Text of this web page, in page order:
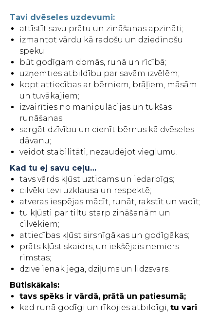
Tavi dvēseles uzdevumi:
attīstīt savu prātu un zināšanas apzināti;
izmantot vārdu kā radošu un dziedinošu
spēku;
būt godīgam domās, runā un rīcībā;
uzņemties atbildību par savām izvēlēm;
kopt attiecības ar bērniem, brāļiem, māsām
un tuvākajiem;
izvairīties no manipulācijas un tukšas
runāšanas;
sargāt dzīvību un cienīt bērnus kā dvēseles
dāvanu;
veidot stabilitāti, nezaudējot vieglumu.
Kad tu ej savu ceļu…
tavs vārds kļūst uzticams un iedarbīgs;
cilvēki tevi uzklausa un respektē;
atveras iespējas mācīt, runāt, rakstīt un vadīt;
tu kļūsti par tiltu starp zināšanām un
cilvēkiem;
attiecības kļūst sirsnīgākas un godīgākas;
prāts kļūst skaidrs, un iekšējais nemiers
rimstas;
dzīvē ienāk jēga, dziļums un līdzsvars.
Būtiskākais:
tavs spēks ir vārdā, prātā un patiesumā;
kad runā godīgi un rīkojies atbildīgi, tu vari